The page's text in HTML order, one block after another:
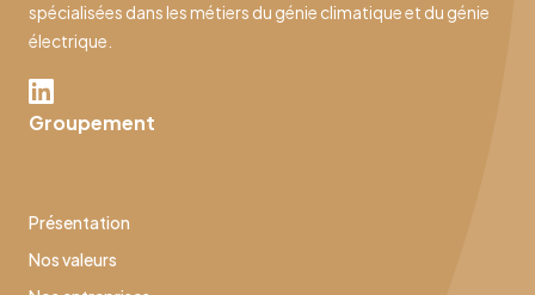
spécialisées dans les métiers du génie climatique et du génie
électrique.
Groupement
Présentation
Nos valeurs